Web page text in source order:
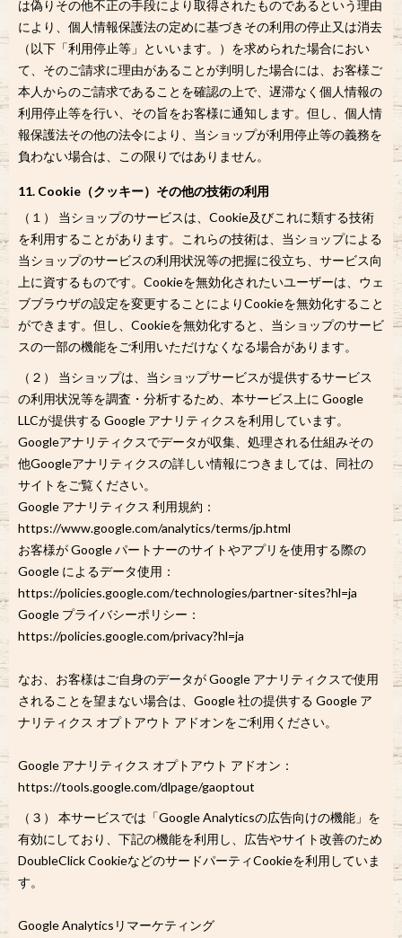
は偽りその他不正の手段により取得されたものであるという理由
により、個人情報保護法の定めに基づきその利用の停止又は消去
（以下「利用停止等」といいます。）を求められた場合におい
て、そのご請求に理由があることが判明した場合には、お客様ご
本人からのご請求であることを確認の上で、遅滞なく個人情報の
利用停止等を行い、その旨をお客様に通知します。但し、個人情
報保護法その他の法令により、当ショップが利用停止等の義務を
負わない場合は、この限りではありません。
11. Cookie（クッキー）その他の技術の利用
（１） 当ショップのサービスは、Cookie及びこれに類する技術
を利用することがあります。これらの技術は、当ショップによる
当ショップのサービスの利用状況等の把握に役立ち、サービス向
上に資するものです。Cookieを無効化されたいユーザーは、ウェ
ブブラウザの設定を変更することによりCookieを無効化すること
ができます。但し、Cookieを無効化すると、当ショップのサービ
スの一部の機能をご利用いただけなくなる場合があります。
（２） 当ショップは、当ショップサービスが提供するサービス
の利用状況等を調査・分析するため、本サービス上に Google
LLCが提供する Google アナリティクスを利用しています。
Googleアナリティクスでデータが収集、処理される仕組みその
他Googleアナリティクスの詳しい情報につきましては、同社の
サイトをご覧ください。
Google アナリティクス 利用規約：
https://www.google.com/analytics/terms/jp.html
お客様が Google パートナーのサイトやアプリを使用する際の
Google によるデータ使用：
https://policies.google.com/technologies/partner-sites?hl=ja
Google プライバシーポリシー：
https://policies.google.com/privacy?hl=ja
なお、お客様はご自身のデータが Google アナリティクスで使用
されることを望まない場合は、Google 社の提供する Google ア
ナリティクス オプトアウト アドオンをご利用ください。
Google アナリティクス オプトアウト アドオン：
https://tools.google.com/dlpage/gaoptout
（３） 本サービスでは「Google Analyticsの広告向けの機能」を
有効にしており、下記の機能を利用し、広告やサイト改善のため
DoubleClick CookieなどのサードパーティCookieを利用していま
す。
Google Analyticsリマーケティング